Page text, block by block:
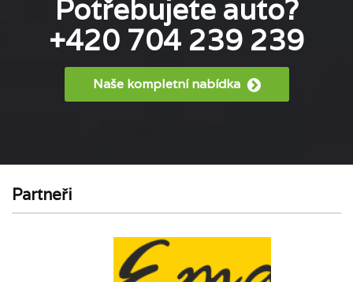
Potřebujete auto?
+420 704 239 239
Naše kompletní nabídka
Partneři